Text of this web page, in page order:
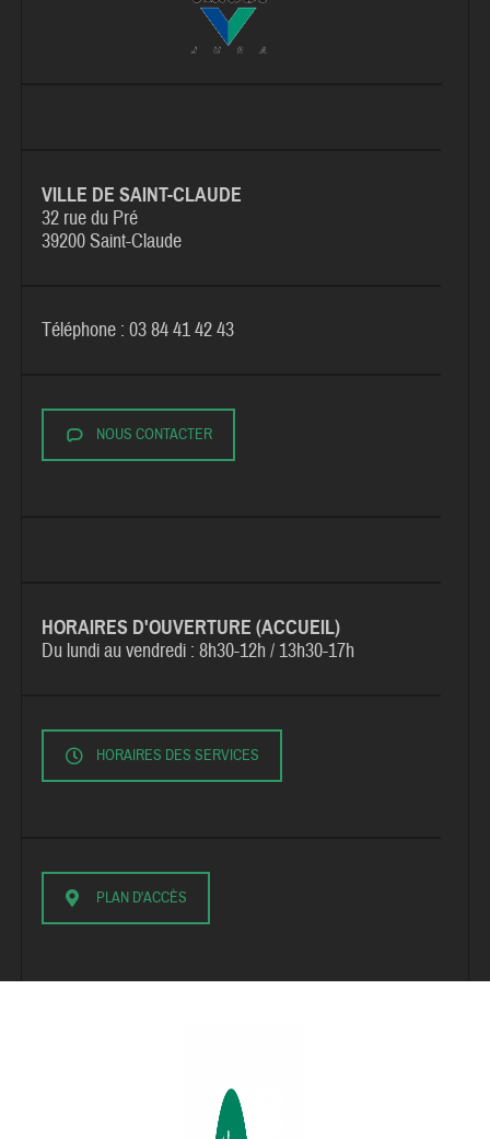
VILLE DE SAINT-CLAUDE
32 rue du Pré
39200 Saint-Claude
Téléphone : 03 84 41 42 43
NOUS CONTACTER
HORAIRES D'OUVERTURE (ACCUEIL)
Du lundi au vendredi :8h30-12h / 13h30-17h
HORAIRES DES SERVICES
PLAN D'ACCÈS